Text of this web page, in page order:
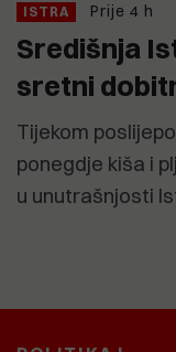
ISTRA Prije 4 h
Središnja
sretni
Tijekom
ponegdje kiša i
u unutrašnjosti